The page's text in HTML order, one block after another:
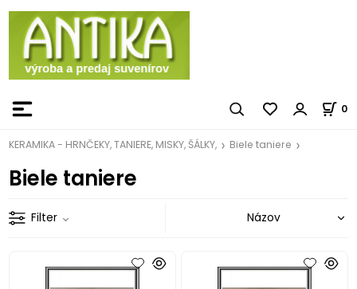
0
KERAMIKA - HRNČEKY, TANIERE, MISKY, ŠÁLKY, Biele taniere
Biele taniere
Filter